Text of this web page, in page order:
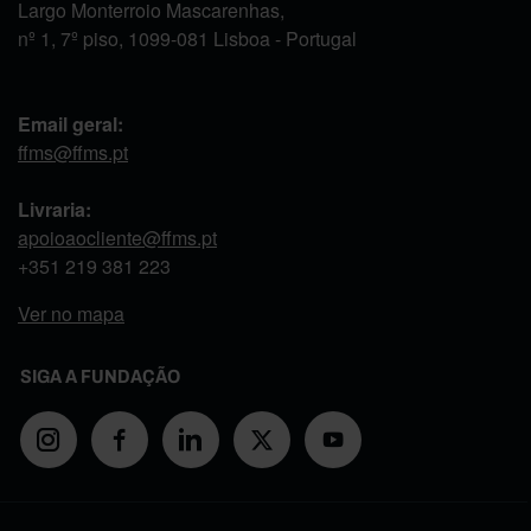
Largo Monterroio Mascarenhas,
nº 1, 7º piso, 1099-081 Lisboa - Portugal
Email geral:
ffms@ffms.pt
Livraria:
apoioaocliente@ffms.pt
+351 219 381 223
Ver no mapa
SIGA A FUNDAÇÃO